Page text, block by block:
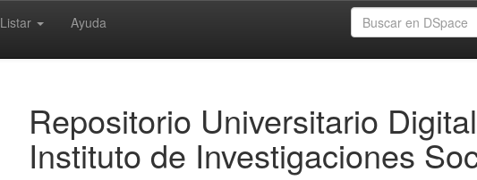
Listar Ayuda
Repositorio Universitario Digital
Instituto de Investigaciones